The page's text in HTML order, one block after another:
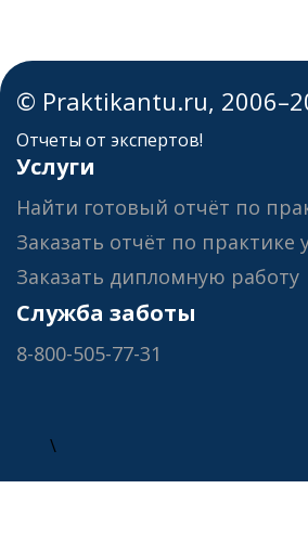
© Praktikantu.ru,
Отчеты от экспертов!
Услуги
Найти готовый отчёт по
Заказать отчёт по практике
Заказать дипломную работу
Служба заботы
8-800-505-77-31
\